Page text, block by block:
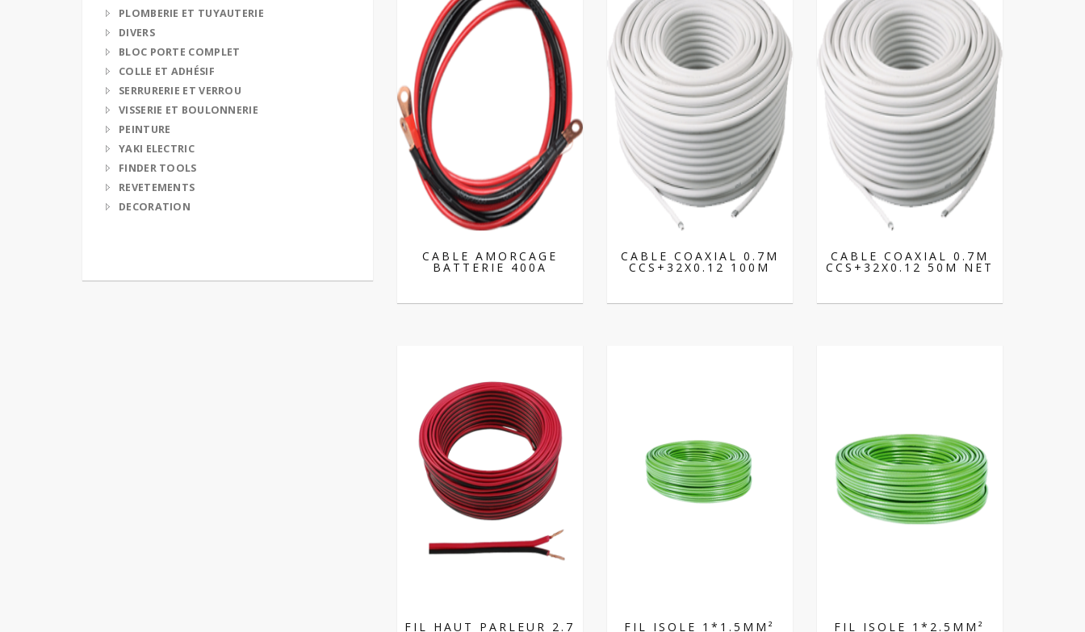
PLOMBERIE ET TUYAUTERIE
DIVERS
BLOC PORTE COMPLET
COLLE ET ADHÉSIF
SERRURERIE ET VERROU
VISSERIE ET BOULONNERIE
PEINTURE
YAKI ELECTRIC
FINDER TOOLS
REVETEMENTS
DECORATION
CABLE AMORCAGE
BATTERIE 400A
CABLE COAXIAL 0.7M
CCS+32X0.12 100M
CABLE COAXIAL 0.7M
CCS+32X0.12 50M NET
FIL HAUT PARLEUR 2.7 FIL ISOLE 1*1.5MM² FIL ISOLE 1*2.5MM²